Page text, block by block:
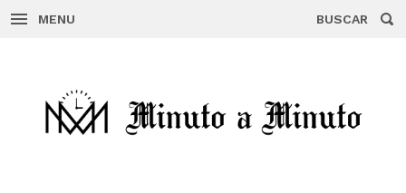
MENU BUSCAR